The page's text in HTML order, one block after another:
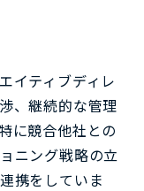
イティブディレ
、継続的な管理
に競合他社との
ニング戦略の立
携をしていま